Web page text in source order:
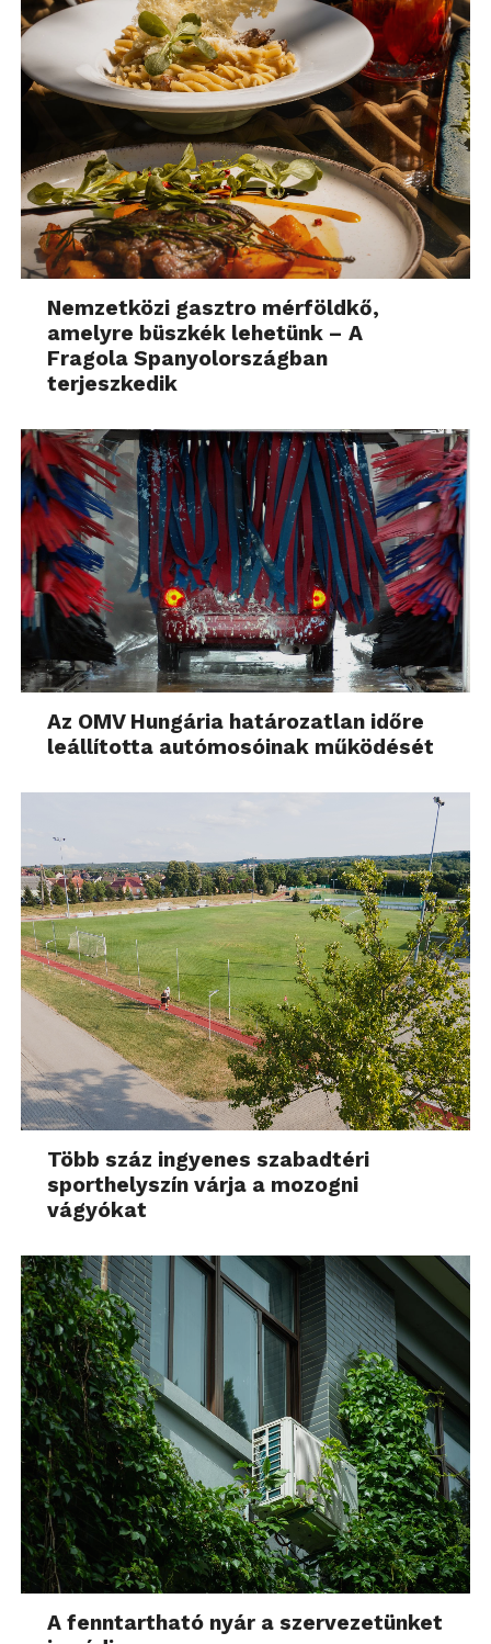
Nemzetközi gasztro mérföldkő,
amelyre büszkék lehetünk – A
Fragola Spanyolországban
terjeszkedik
Az OMV Hungária határozatlan időre
leállította autómosóinak működését
Több száz ingyenes szabadtéri
sporthelyszín várja a mozogni
vágyókat
A fenntartható nyár a szervezetünket